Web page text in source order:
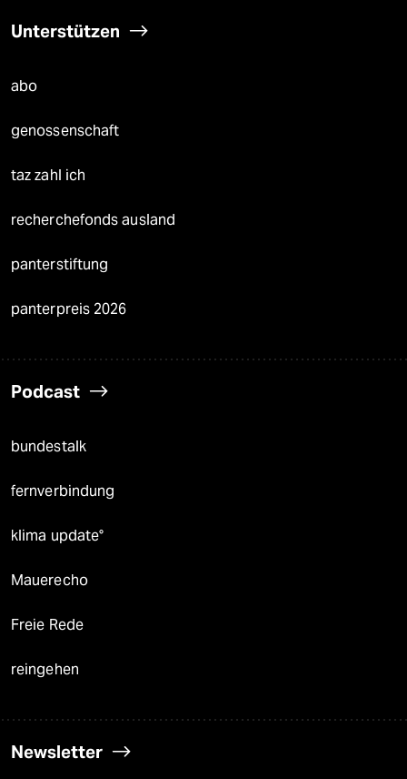
Unterstützen
abo
genossenschaft
taz zahl ich
recherchefonds ausland
panterstiftung
panterpreis 2026
Podcast
bundestalk
fernverbindung
klima update°
Mauerecho
Freie Rede
reingehen
Newsletter